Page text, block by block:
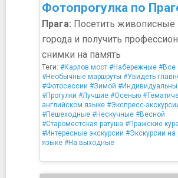
Фотопрогулка по
Прага: Посетить живописные
города и получить
снимки на память
Теги: #Карлов мост #Набережные #Все
#Необычные маршруты #Увидеть
#Фотосессии #Зимой
#Прогулки #Лучшие #Осенью
английском языке #Экспресс-
#Пешеходные #Нескучные #Весной
#Староместская ратуша #Пражские
#Интересные экскурсии #Экскурсии на
языке #На выходные